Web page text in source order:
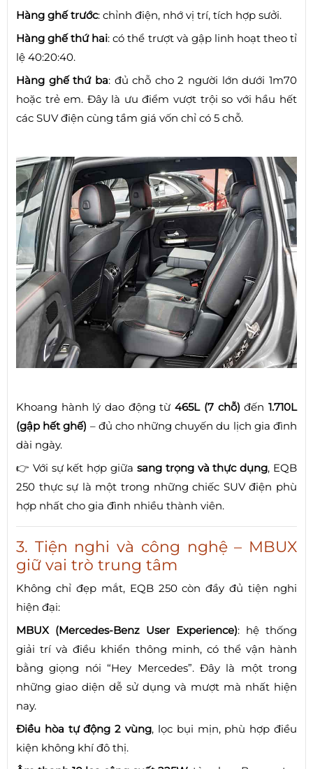
Hàng ghế trước: chỉnh điện, nhớ vị trí, tích hợp sưởi.
Hàng ghế thứ hai: có thể trượt và gập linh hoạt theo tỉ
lệ 40:20:40.
Hàng ghế thứ ba: đủ chỗ cho 2 người lớn dưới 1m70
hoặc trẻ em. Đây là ưu điểm vượt trội so với hầu hết
các SUV điện cùng tầm giá vốn chỉ có 5 chỗ.
Khoang hành lý dao động từ465L (7 chỗ) đến1.710L
(gập hết ghế) – đủ cho những chuyến du lịch gia đình
dài ngày.
👉 Với sự kết hợp giữa sang trọng và thực dụng, EQB
250 thực sự là một trong những chiếc SUV điện phù
hợp nhất cho gia đình nhiều thành viên.
3. Tiện nghi và công nghệ – MBUX
giữ vai trò trung tâm
Không chỉ đẹp mắt, EQB 250 còn đầy đủ tiện nghi
hiện đại:
MBUX (Mercedes-Benz User Experience): hệ thống
giải trí và điều khiển thông minh, có thể vận hành
bằng giọng nói “Hey Mercedes”. Đây là một trong
những giao diện dễ sử dụng và mượt mà nhất hiện
nay.
Điều hòa tự động 2 vùng, lọc bụi mịn, phù hợp điều
kiện không khí đô thị.